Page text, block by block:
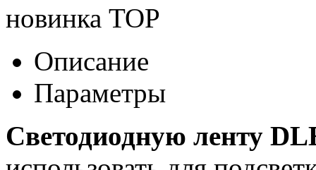
новинка TOP
Описание
Параметры
Светодиодную ленту